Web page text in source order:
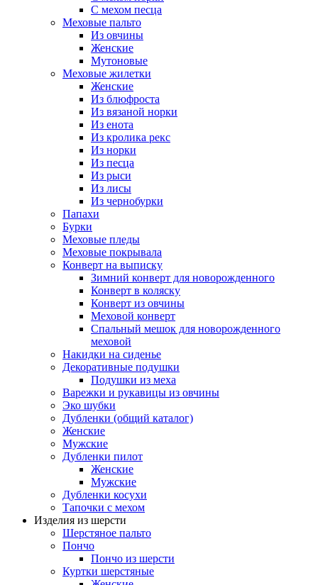
С мехом песца
Меховые пальто
Из овчины
Женские
Мутоновые
Меховые жилетки
Женские
Из блюфроста
Из вязаной норки
Из енота
Из кролика рекс
Из норки
Из песца
Из рыси
Из лисы
Из чернобурки
Папахи
Бурки
Меховые пледы
Меховые покрывала
Конверт на выписку
Зимний конверт для новорожденного
Конверт в коляску
Конверт из овчины
Меховой конверт
Спальный мешок для новорожденного
меховой
Накидки на сиденье
Декоративные подушки
Подушки из меха
Варежки и рукавицы из овчины
Эко шубки
Дубленки (общий каталог)
Женские
Мужские
Дубленки пилот
Женские
Мужские
Дубленки косухи
Тапочки с мехом
Изделия из шерсти
Шерстяное пальто
Пончо
Пончо из шерсти
Куртки шерстяные